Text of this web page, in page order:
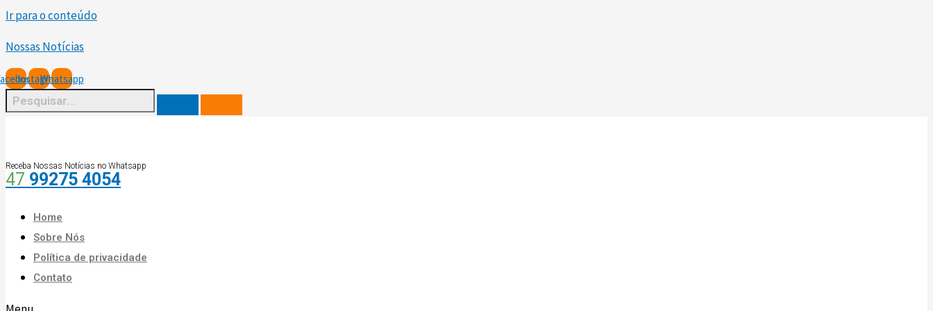
Ir para o conteúdo
Nossas Notícias
InstagramWhatsapp
Receba Nossas Notícias no Whatsapp
47 99275 4054
Home
Sobre Nós
Política de privacidade
Contato